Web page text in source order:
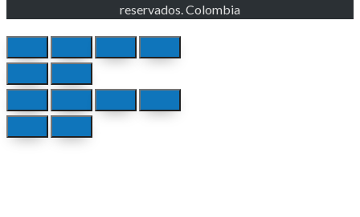
reservados. Colombia